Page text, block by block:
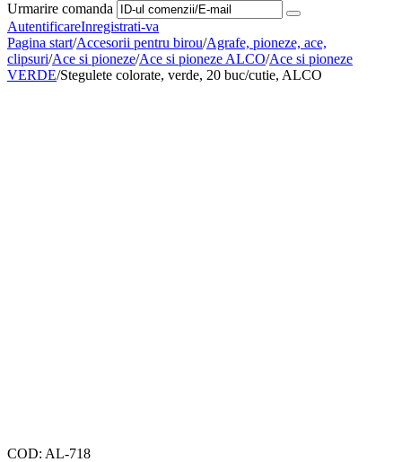
Urmarire comanda
AutentificareInregistrati-va
Pagina start/Accesorii pentru birou/Agrafe, pioneze, ace,
clipsuri/Ace si pioneze/Ace si pioneze ALCO/Ace si pioneze
VERDE/Stegulete colorate, verde, 20 buc/cutie, ALCO
COD: AL-718